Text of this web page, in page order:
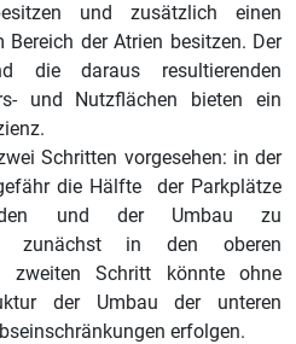
und zusätzlich einen
der Atrien besitzen. Der
die daraus resultierenden
und Nutzflächen bieten ein
Schritten vorgesehen: in der
die Hälfte der Parkplätze
und der Umbau zu
zunächst in den oberen
zweiten Schritt könnte ohne
der Umbau der unteren
erfolgen.